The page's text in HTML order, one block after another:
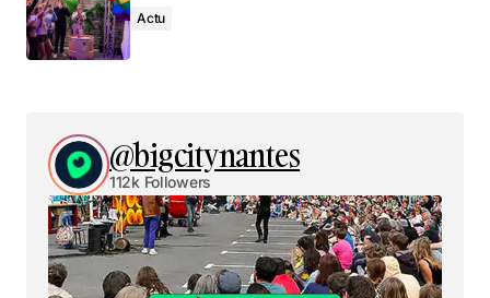
Actu
@bigcitynantes
112k Followers